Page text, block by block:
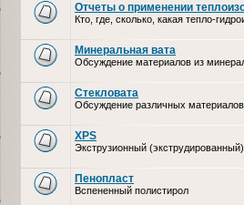
Отчеты о применении
Кто, где, сколько, какая тепло-
Минеральная вата
Обсуждение материалов из
Стекловата
Обсуждение различных
XPS
Экструзионный
Пенопласт
Вспененный полистирол